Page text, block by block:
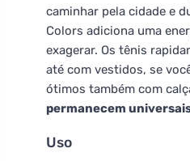
caminhar pela cidade e
Colors adiciona uma
exagerar. Os tênis
até com vestidos, se
ótimos também com
permanecem
Uso